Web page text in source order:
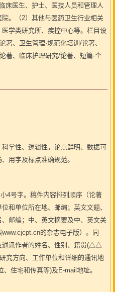
医生、护士、医技人员和管理人
。（2）其他与医药卫生行业相关
学类研究所、疾控中心等。栏目设
著、卫生管理·规范化培训/论著、
著、临床护理研究/论著、短篇·个
学性、逻辑性，论点鲜明、数据可
用字及标点准确规范。
号字。稿件内容排列顺序（论著
和单位所在地、邮编；英文文题、
邮编；中、英文摘要及中、英文关
的杂志电子版）。同
通讯作者的姓名、性别、籍贯(△△
方向、工作单位和详细的通讯地
住宅和传真等)及E-mail地址。